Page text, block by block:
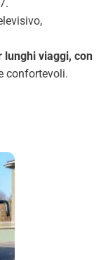
lunghi viaggi, con
confortevoli.